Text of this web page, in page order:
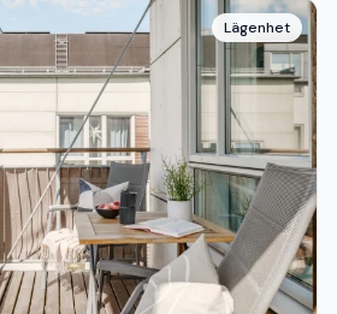
Lägenhet